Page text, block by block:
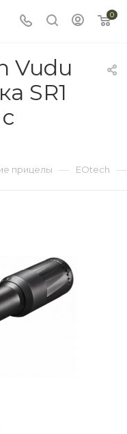
0
Vudu
SR1
прицелы — EOtech —